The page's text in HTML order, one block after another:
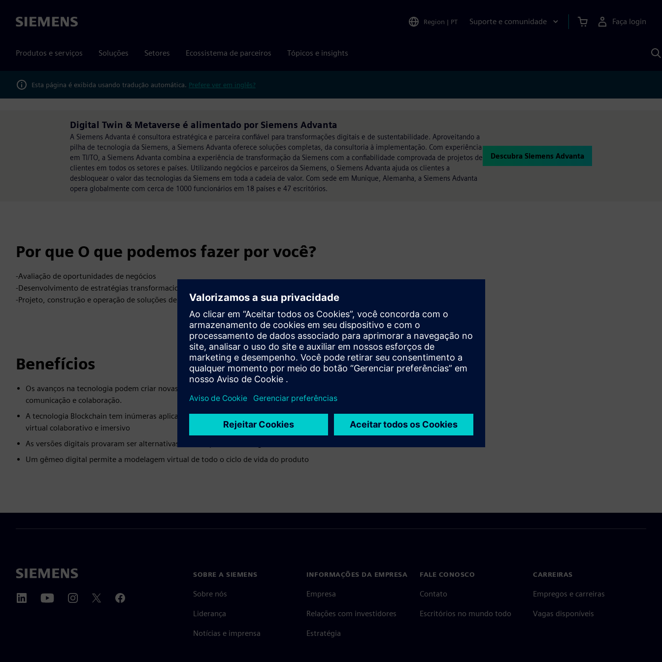
Siemens Region | PT Suporte e comunidade Faça login
Produtos e serviços Soluções Setores Ecossistema de parceiros Tópicos e insights
Esta página é exibida usando tradução automática. Prefere ver em inglês?
Digital Twin & Metaverse é alimentado por Siemens Advanta
A Siemens Advanta é consultora estratégica e parceira confiável para transformações digitais e de sustentabilidade. Aproveitando a
pilha de tecnologia da Siemens, a Siemens Advanta oferece soluções completas, da consultoria à implementação. Com experiência
em TI/TO, a Siemens Advanta combina a experiência de transformação da Siemens com a confiabilidade comprovada de projetos de
clientes em todos os setores e países. Utilizando negócios e parceiros da Siemens, o Siemens Advanta ajuda os clientes a
desbloquear o valor das tecnologias da Siemens em toda a cadeia de valor. Com sede em Munique, Alemanha, a Siemens Advanta
opera globalmente com cerca de 1000 funcionários em 18 países e 47 escritórios.
Descubra Siemens Advanta
Por que O que podemos fazer por você?
-Avaliação de oportunidades de negócios
-Desenvolvimento de estratégias transformacionais
-Projeto, construção e operação de soluções de metaverso
Benefícios
Os avanços na tecnologia podem criar novas oportunidades para os negócios e permitir novas formas de
comunicação e colaboração.
A tecnologia Blockchain tem inúmeras aplicações potenciais que podem ser otimizadas por meio de um ambiente
virtual colaborativo e imersivo
As versões digitais provaram ser alternativas eficazes para marketing, vendas e treinamento
Um gêmeo digital permite a modelagem virtual de todo o ciclo de vida do produto
SOBRE A SIEMENS
Sobre nós
Liderança
Notícias e imprensa
INFORMAÇÕES DA EMPRESA
Empresa
Relações com investidores
Estratégia
FALE CONOSCO
Contato
Escritórios no mundo todo
CARREIRAS
Empregos e carreiras
Vagas disponíveis